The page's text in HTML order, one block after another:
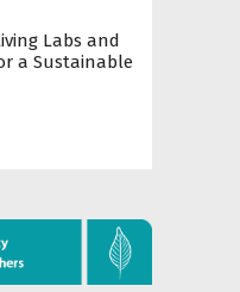
Labs and
a Sustainable